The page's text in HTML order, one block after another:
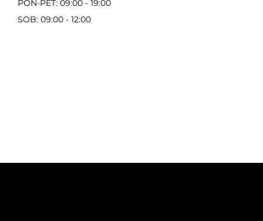
PON-PET: 09:00 - 19:00
SOB: 09:00 - 12:00